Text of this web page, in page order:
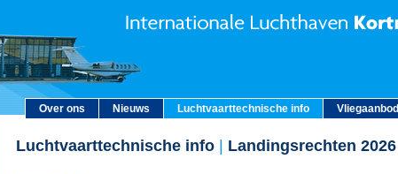
Over ons Nieuws Luchtvaarttechnische info Vliegaanbod
Luchtvaarttechnische info Landingsrechten 2026